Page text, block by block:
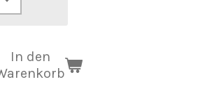
In den